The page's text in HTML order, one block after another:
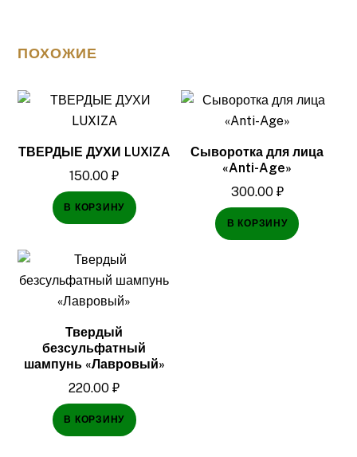
ПОХОЖИЕ
ТВЕРДЫЕ ДУХИ LUXIZA
150.00₽
В КОРЗИНУ
Сыворотка для лица
«Anti-Age»
300.00 ₽
В КОРЗИНУ
Твердый
безсульфатный
шампунь «Лавровый»
220.00₽
В КОРЗИНУ